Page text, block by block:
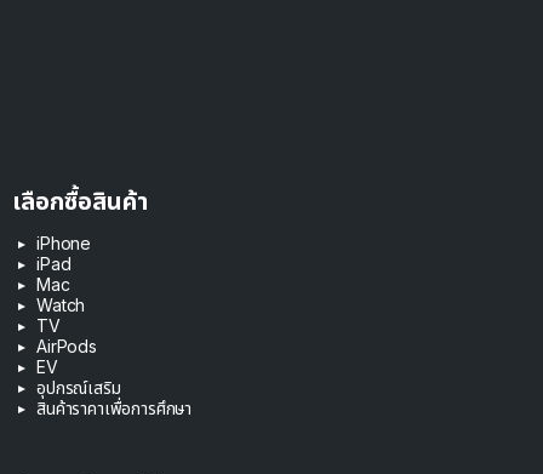
เลือกซื้อสินค้า
iPhone
iPad
Mac
Watch
TV
AirPods
EV
อุปกรณ์เสริม
สินค้าราคาเพื่อการศึกษา